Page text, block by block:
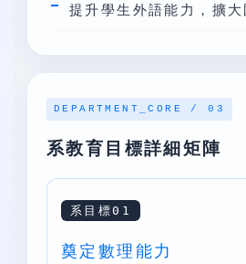
提升學生外語能力，擴大
DEPARTMENT_CORE / 03
系教育目標詳細矩陣
系目標01
奠定數理能力